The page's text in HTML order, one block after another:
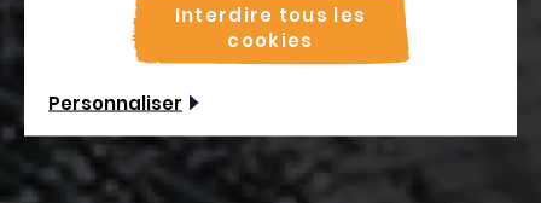
Prêts à hisser la grand-voile ?
Interdire tous les
cookies
Personnaliser